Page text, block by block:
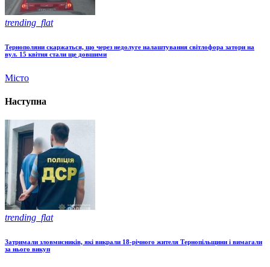
trending_flat
Тернополяни скаржаться, що через недолуге налаштування світлофора затори на
вул. 15 квітня стали ще довшими
Місто
Наступна
trending_flat
Затримали зловмисників, які викрали 18-річного жителя Тернопільщини і вимагали
за нього викуп